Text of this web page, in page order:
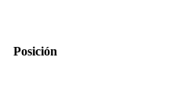
Posición